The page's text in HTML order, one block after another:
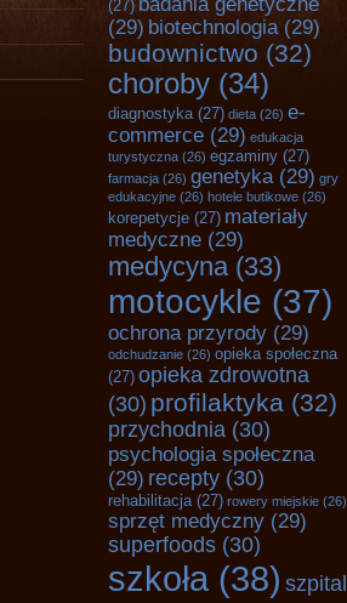
(27)
(29) biotechnologia (29)
budownictwo (32)
choroby (34)
diagnostyka(27) dieta (26) e-
commerce (29) edukacja
turystyczna (26) egzaminy (27)
farmacja (26) genetyka (29) gry
edukacyjne (26) hotele butikowe (26)
korepetycje (27) materiały
medyczne (29)
medycyna(33)
motocykle (37)
ochrona przyrody (29)
odchudzanie (26) opieka społeczna
(27) opieka zdrowotna
(30) profilaktyka (32)
przychodnia (30)
psychologia społeczna
(29) recepty (30)
rehabilitacja(27) rowery miejskie (26)
sprzęt medyczny (29)
superfoods (30)
szkoła (38) szpital